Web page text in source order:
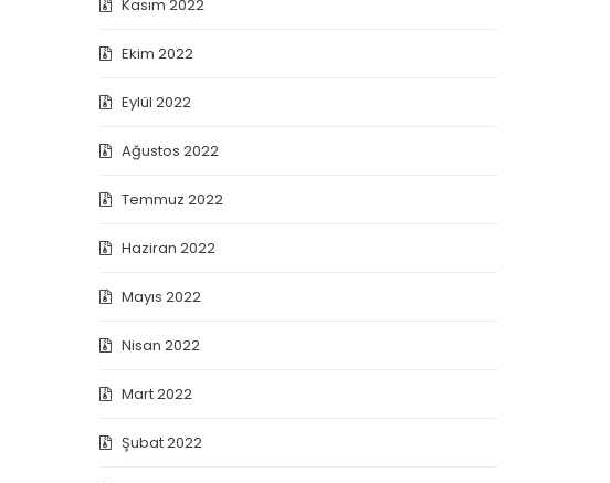
Kasım 2022
Ekim 2022
Eylül 2022
Ağustos 2022
Temmuz 2022
Haziran 2022
Mayıs 2022
Nisan 2022
Mart 2022
Şubat 2022